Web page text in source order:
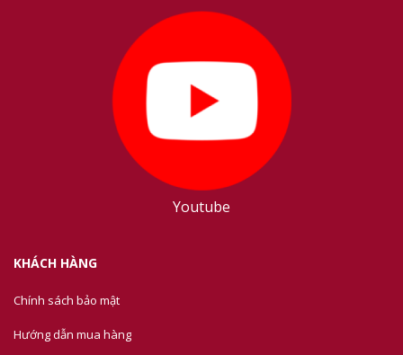
Youtube
KHÁCH HÀNG
Chính sách bảo mật
Hướng dẫn mua hàng